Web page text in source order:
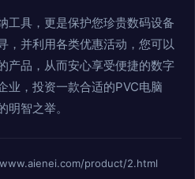
工具，更是保护您珍贵数码设备
，并利用各类优惠活动，您可以
产品，从而安心享受便捷的数字
业，投资一款合适的PVC电脑
智之举。
product/2.html